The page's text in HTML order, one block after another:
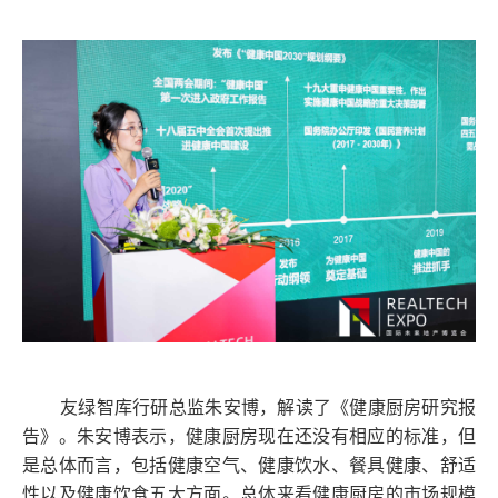
友绿智库行研总监朱安博，解读了《健康厨房研究报
告》。朱安博表示，健康厨房现在还没有相应的标准，但
是总体而言，包括健康空气、健康饮水、餐具健康、舒适
性以及健康饮食五大方面。总体来看健康厨房的市场规模